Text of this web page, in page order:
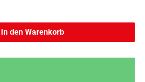
Wert ein oder
In den Warenkorb